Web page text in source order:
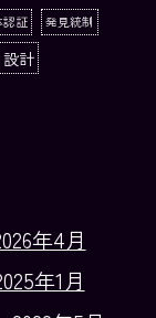
認証 発見統制
設計
年4月
年1月